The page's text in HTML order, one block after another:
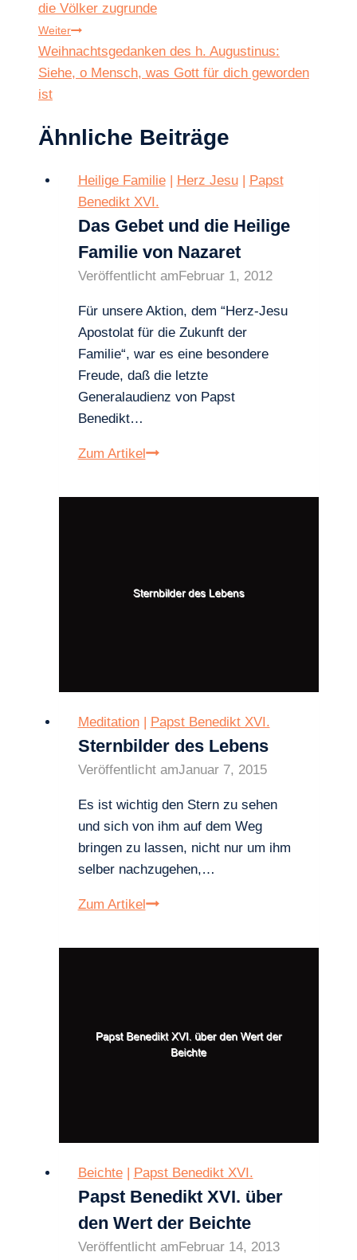
die Völker zugrunde
Weiter
Weihnachtsgedanken des h. Augustinus:
Siehe, o Mensch, was Gott für dich geworden
ist
Ähnliche Beiträge
Heilige Familie| Herz Jesu| Papst
Benedikt XVI.
Das Gebet und die Heilige
Familie von Nazaret
Veröffentlicht amFebruar 1, 2012
Für unsere Aktion, dem “Herz-Jesu
Apostolat für die Zukunft der
Familie“, war es eine besondere
Freude, daß die letzte
Generalaudienz von Papst
Benedikt…
Zum ArtikelDas
und
Nazaret
Meditation| Papst Benedikt XVI.
Sternbilder des Lebens
Veröffentlicht amJanuar 7, 2015
Es ist wichtig den Stern zu sehen
und sich von ihm auf dem Weg
bringen zu lassen, nicht nur um ihm
selber nachzugehen,…
Zum ArtikelSternbilder
Lebens
Beichte| Papst Benedikt XVI.
Papst Benedikt XVI. über
den Wert der Beichte
Veröffentlicht amFebruar 14, 2013